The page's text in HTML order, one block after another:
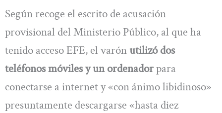
Según recoge el escrito de acusación
provisional del Ministerio Público, al que ha
tenido acceso EFE, el varónutilizó dos
teléfonos móviles y un ordenadorpara
conectarse a internet y «con ánimo libidinoso»
presuntamente descargarse «hasta diez